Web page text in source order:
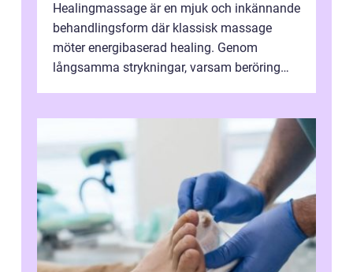
Healingmassage är en mjuk och inkännande
behandlingsform där klassisk massage
möter energibaserad healing. Genom
långsamma strykningar, varsam beröring